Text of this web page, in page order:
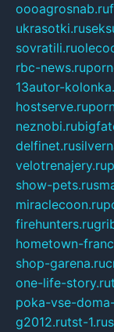
oooagrosnab.ru
ukrasotki.ru
sovratili.ru
rbc-news.ru
13autor-
hostserve.ru
neznobi.ru
delfinet.ru
velotrenajery.ru
show-pets.ru
miraclecoon.ru
firehunters.ru
hometown-
shop-garena.ru
one-life-story.ru
poka-vse-
g2012.rutst-1.ru